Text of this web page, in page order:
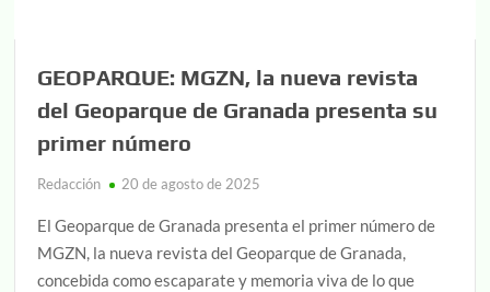
GEOPARQUE: MGZN, la nueva revista
del Geoparque de Granada presenta su
primer número
Redacción 20 de agosto de 2025
El Geoparque de Granada presenta el primer número de
MGZN, la nueva revista del Geoparque de Granada,
concebida como escaparate y memoria viva de lo que